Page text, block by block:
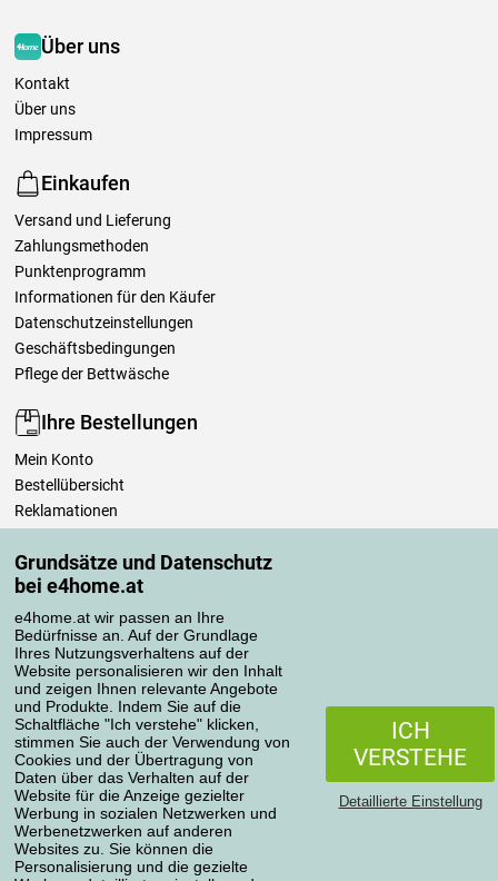
Grundsätze und Datenschutz
bei e4home.at
e4home.at wir passen an Ihre
Bedürfnisse an. Auf der Grundlage
Ihres Nutzungsverhaltens auf der
Website personalisieren wir den Inhalt
und zeigen Ihnen relevante Angebote
und Produkte. Indem Sie auf die
Schaltfläche "Ich verstehe" klicken,
stimmen Sie auch der Verwendung von
Cookies und der Übertragung von
Daten über das Verhalten auf der
Website für die Anzeige gezielter
Werbung in sozialen Netzwerken und
Werbenetzwerken auf anderen
Websites zu. Sie können die
Personalisierung und die gezielte
ICH
VERSTEHE
Detaillierte Einstellung
Über uns
Kontakt
Über uns
Impressum
Einkaufen
Versand und Lieferung
Zahlungsmethoden
Punktenprogramm
Informationen für den Käufer
Datenschutzeinstellungen
Geschäftsbedingungen
Pflege der Bettwäsche
Ihre Bestellungen
Mein Konto
Bestellübersicht
Reklamationen
Einfach mehr wissen
Richtlinien zur Verarbeitung von Bewertungen
Transportarten
Zahlungsmethoden